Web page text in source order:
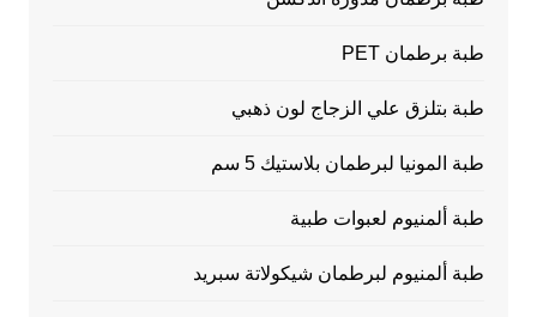
طبة برطمان PET
طبة بتلزق علي الزجاج لون ذهبي
طبة المونيا لبرطمان بلاستيك 5 سم
طبة ألمنيوم لعبوات طبية
طبة ألمنيوم لبرطمان شيكولاتة سبريد